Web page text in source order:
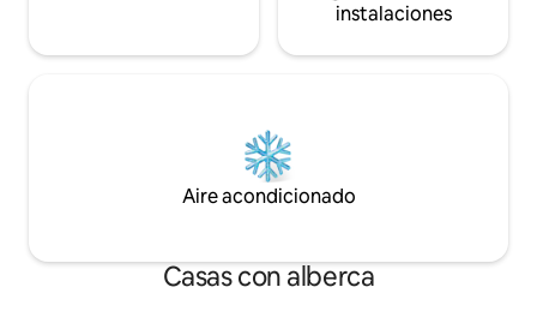
instalaciones
Aire acondicionado
Casas con alberca